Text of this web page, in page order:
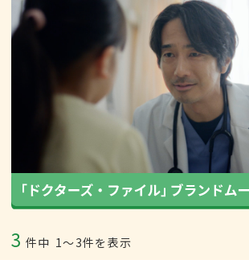
3 件中 1〜3件を表示